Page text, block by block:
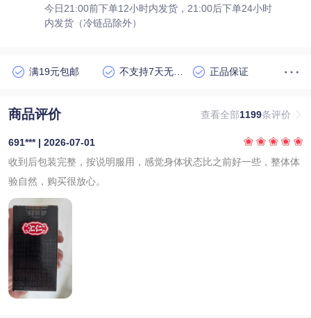
今日21:00前下单12小时内发货，21:00后下单24小时
内发货（冷链品除外）
满19元包邮 正品保证
商品评价 查看全部1199条评价
691*** | 2026-07-01
收到后包装完整，按说明服用，感觉身体状态比之前好一些，整体体
验自然，购买很放心。